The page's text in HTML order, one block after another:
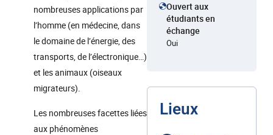
nombreuses applications par
l’homme (en médecine, dans
le domaine de l’énergie, des
transports, de l’électronique…)
et les animaux (oiseaux
migrateurs).
Les nombreuses facettes liées
aux phénomènes
Ouvert aux
étudiants en
échange
Oui
Lieux